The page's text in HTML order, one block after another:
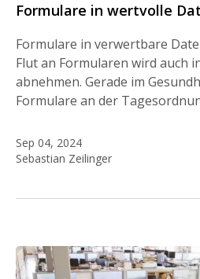
Formulare in wertvolle
Formulare in verwertbare
Flut an Formularen wird auch
abnehmen. Gerade im
Formulare an der
Sep 04, 2024
Sebastian Zeilinger